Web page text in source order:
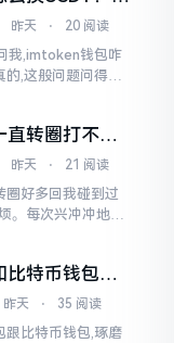
道
昨天 ⋅ 20 阅读
我,imtoken钱包咋
,这般问题问得很
转圈打不开
昨天 ⋅ 21 阅读
好多回我碰到过
。每次兴冲冲地开
特币钱包，
家来聊聊
昨天 ⋅ 35 阅读
比特币钱包,琢磨